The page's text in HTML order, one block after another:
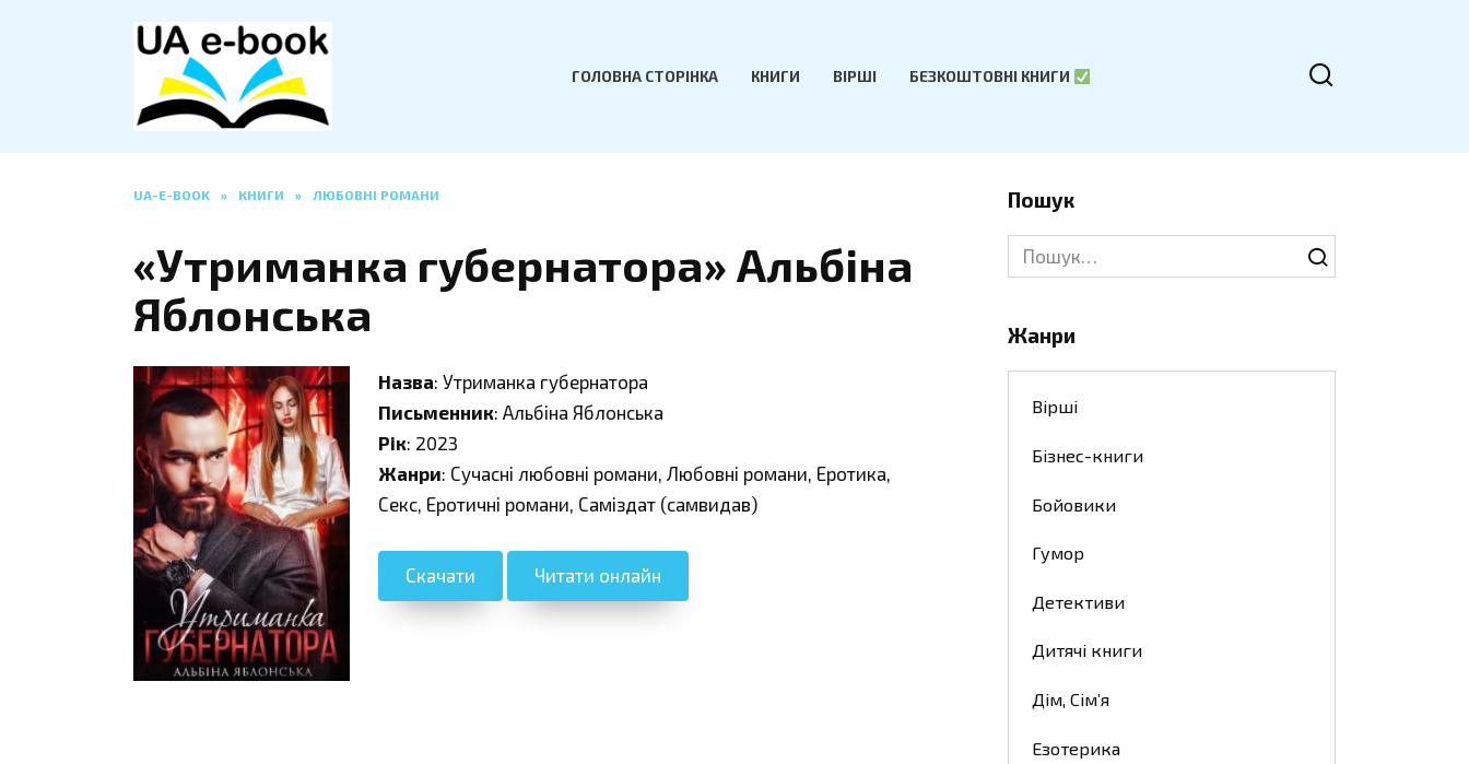
ГОЛОВНА СТОРІНКА КНИГИ ВІРШІ БЕЗКОШТОВНІ КНИГИ
UA-E-BOOK » КНИГИ » ЛЮБОВНІ РОМАНИ
«Утриманка губернатора» Альбіна
Яблонська
Назва: Утриманка губернатора
Письменник: Альбіна Яблонська
Рік: 2023
Жанри: Сучасні любовні романи, Любовні романи, Еротика,
Секс, Еротичні романи, Саміздат (самвидав)
Скачати Читати онлайн
Пошук
Search
for:
Жанри
Вірші
Бізнес-книги
Бойовики
Гумор
Детективи
Дитячі книги
Дім, Сім’я
Езотерика